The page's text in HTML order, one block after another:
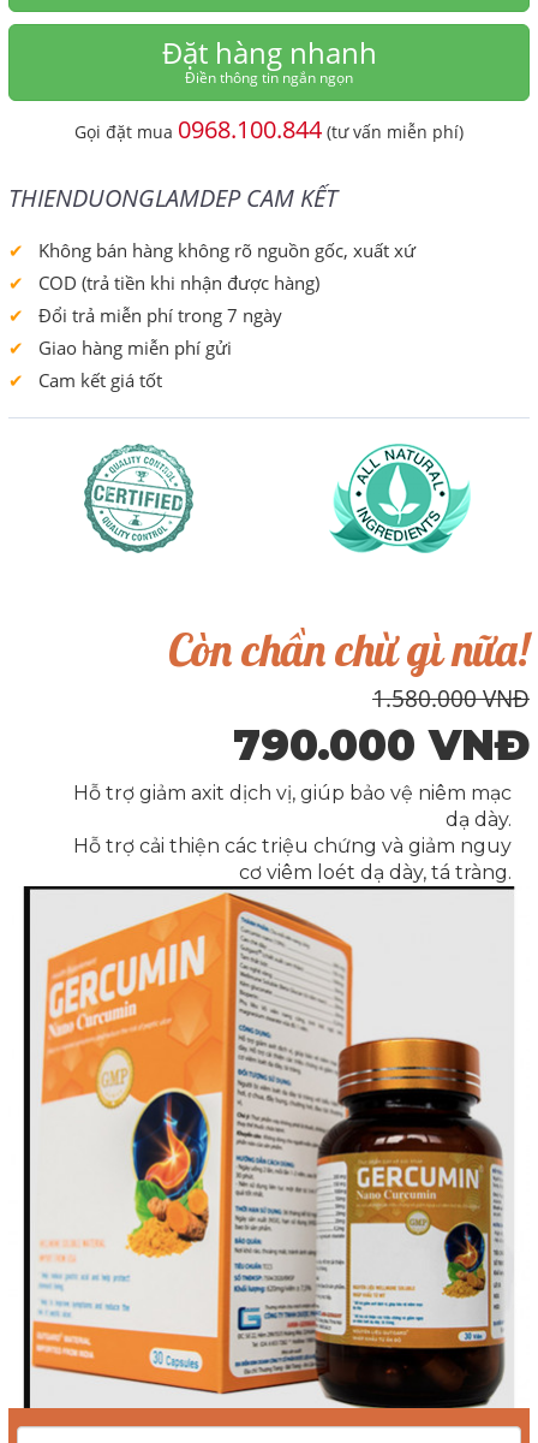
Đặt hàng nhanh
Điền thông tin ngắn ngọn
Gọi đặt mua 0968.100.844 (tư vấn miễn phí)
THIENDUONGLAMDEP CAM KẾT
Không bán hàng không rõ nguồn gốc, xuất xứ
COD (trả tiền khi nhận được hàng)
Đổi trả miễn phí trong 7 ngày
Giao hàng miễn phí gửi
Cam kết giá tốt
Còn chần chừ gì nữa!
1.580.000 VNĐ
790.000 VNĐ
Hỗ trợ giảm axit dịch vị, giúp bảo vệ niêm mạc
dạ dày.
Hỗ trợ cải thiện các triệu chứng và giảm nguy
cơ viêm loét dạ dày, tá tràng.